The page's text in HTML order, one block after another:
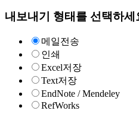
내보내기 형태를 선택하세
메일전송
인쇄
Excel저장
Text저장
EndNote / Mendeley
RefWorks